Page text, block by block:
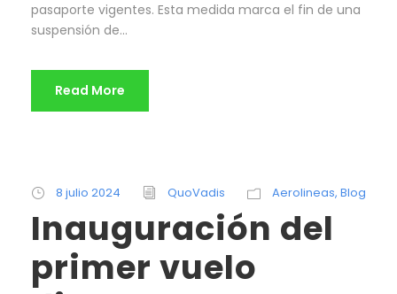
pasaporte vigentes. Esta medida marca el fin de una
suspensión de...
Read More
8 julio 2024 QuoVadis Aerolineas, Blog
Inauguración del
primer vuelo